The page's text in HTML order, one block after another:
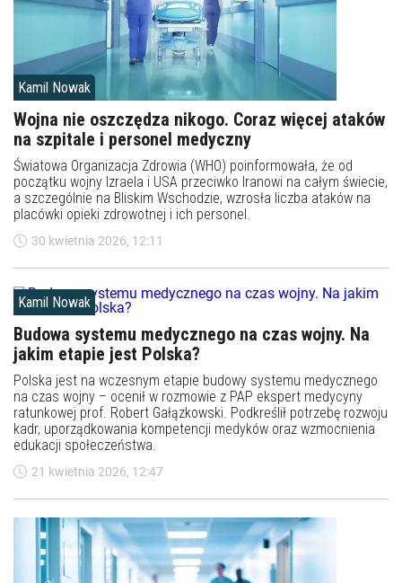
Kamil Nowak
Wojna nie oszczędza nikogo. Coraz więcej ataków
na szpitale i personel medyczny
Światowa Organizacja Zdrowia (WHO) poinformowała, że od
początku wojny Izraela i USA przeciwko Iranowi na całym świecie,
a szczególnie na Bliskim Wschodzie, wzrosła liczba ataków na
placówki opieki zdrowotnej i ich personel.
30 kwietnia 2026, 12:11
Kamil Nowak
Budowa systemu medycznego na czas wojny. Na
jakim etapie jest Polska?
Polska jest na wczesnym etapie budowy systemu medycznego
na czas wojny – ocenił w rozmowie z PAP ekspert medycyny
ratunkowej prof. Robert Gałązkowski. Podkreślił potrzebę rozwoju
kadr, uporządkowania kompetencji medyków oraz wzmocnienia
edukacji społeczeństwa.
21 kwietnia 2026, 12:47